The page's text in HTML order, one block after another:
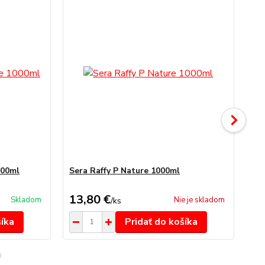
Skladom
Sera Raffy P Nature 1000ml
13,80 €/ks Nie je skladom
Pridať do košíka